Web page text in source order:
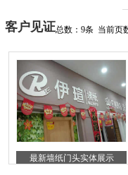
客户见证
最新墙纸门头实体展示
总数：9条 当前页数